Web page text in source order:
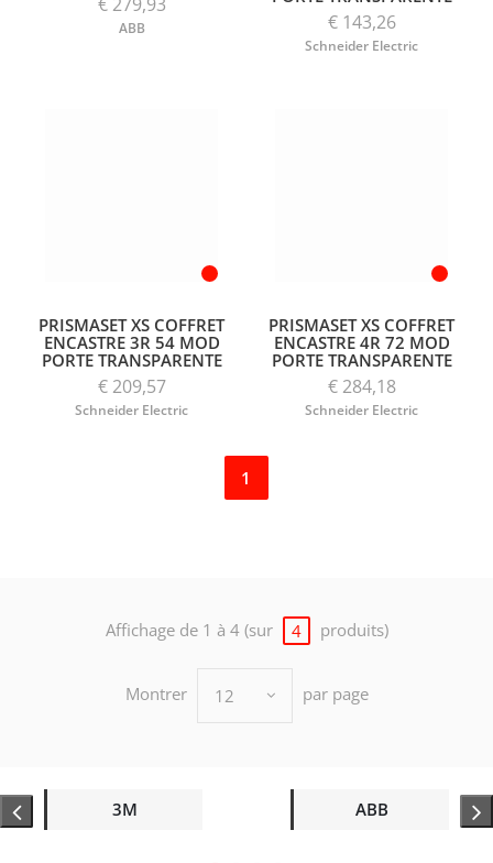
ABB € 143,26
Schneider Electric
PRISMASET XS COFFRET
ENCASTRE 3R 54 MOD
PORTE TRANSPARENTE
€ 209,57
Schneider Electric
PRISMASET XS COFFRET
ENCASTRE 4R 72 MOD
PORTE TRANSPARENTE
€ 284,18
Schneider Electric
1
Affichage de 1 à 4 (sur 4 produits)
Montrer 12 par page
3M ABB